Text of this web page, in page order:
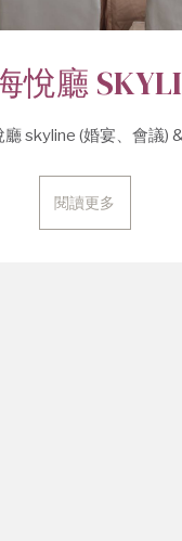
悅廳
廳 skyline (婚宴、會議)
閱讀更多